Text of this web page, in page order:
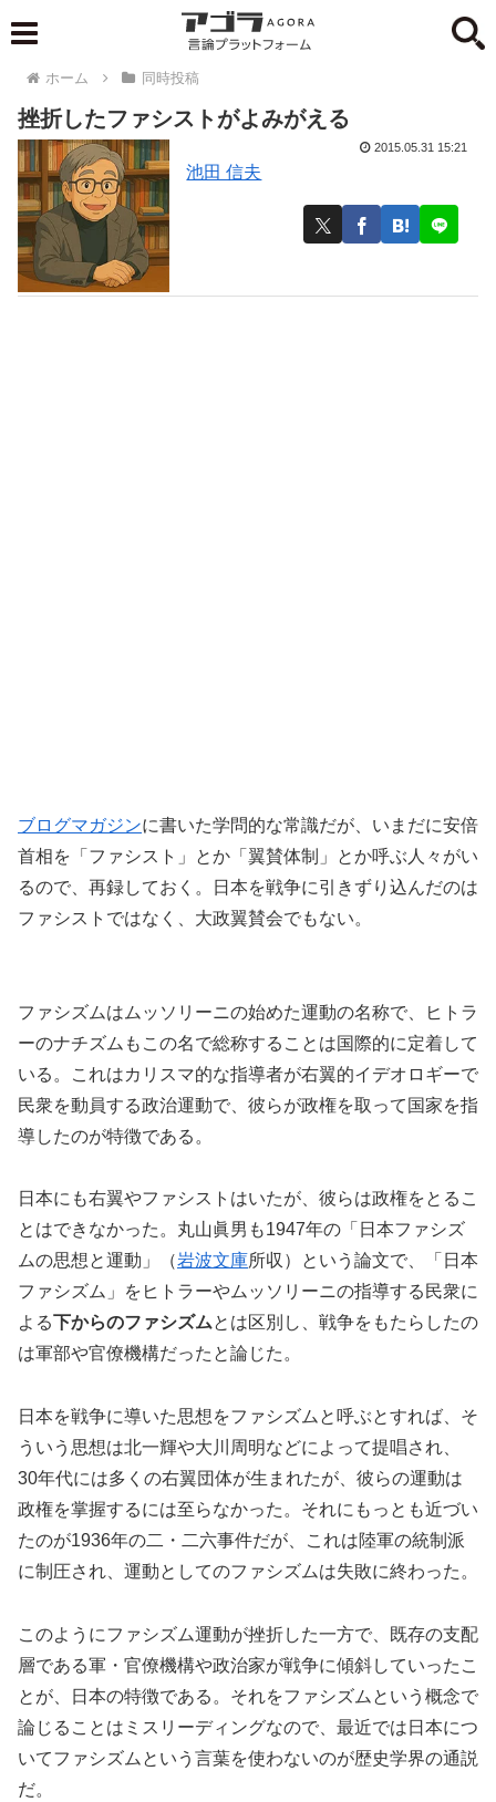
ホーム 同時投稿
挫折したファシストがよみがえる
池田 信夫
2015.05.31 15:21
ブログマガジンに書いた学問的な常識だが、いまだに安倍
首相を「ファシスト」とか「翼賛体制」とか呼ぶ人々がい
るので、再録しておく。日本を戦争に引きずり込んだのは
ファシストではなく、大政翼賛会でもない。
ファシズムはムッソリーニの始めた運動の名称で、ヒトラ
ーのナチズムもこの名で総称することは国際的に定着して
いる。これはカリスマ的な指導者が右翼的イデオロギーで
民衆を動員する政治運動で、彼らが政権を取って国家を指
導したのが特徴である。
日本にも右翼やファシストはいたが、彼らは政権をとるこ
とはできなかった。丸山眞男も1947年の「日本ファシズ
ムの思想と運動」（岩波文庫所収）という論文で、「日本
ファシズム」をヒトラーやムッソリーニの指導する民衆に
よる 下からのファシズムとは区別し、戦争をもたらしたの
は軍部や官僚機構だったと論じた。
日本を戦争に導いた思想をファシズムと呼ぶとすれば、そ
ういう思想は北一輝や大川周明などによって提唱され、
30年代には多くの右翼団体が生まれたが、彼らの運動は
政権を掌握するには至らなかった。それにもっとも近づい
たのが1936年の二・二六事件だが、これは陸軍の統制派
に制圧され、運動としてのファシズムは失敗に終わった。
このようにファシズム運動が挫折した一方で、既存の支配
層である軍・官僚機構や政治家が戦争に傾斜していったこ
とが、日本の特徴である。それをファシズムという概念で
論じることはミスリーディングなので、最近では日本につ
いてファシズムという言葉を使わないのが歴史学界の通説
だ。